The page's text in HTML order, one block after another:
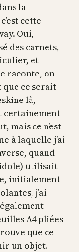
la
cette
Oui,
des carnets,
et
raconte, on
que ce serait
là,
certainement
mais ce n’est
à laquelle j’ai
quand
utilisait
initialement
j’ai
A4 pliées
que ce
un objet.